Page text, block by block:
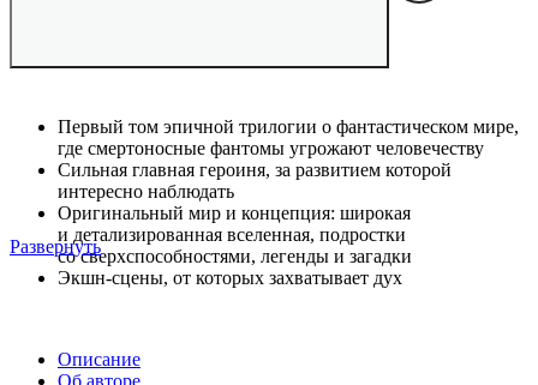
Первый том эпичной трилогии о фантастическом мире,
где смертоносные фантомы угрожают человечеству
Сильная главная героиня, за развитием которой
интересно наблюдать
Оригинальный мир и концепция: широкая
и детализированная вселенная, подростки
со сверхспособностями, легенды и загадки
Экшн-сцены, от которых захватывает дух
Развернуть
Описание